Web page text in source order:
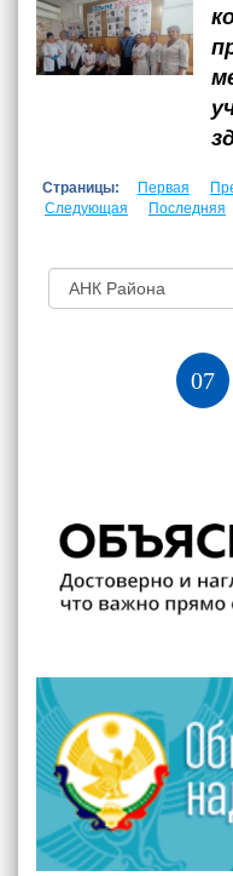
Страницы: Первая
Следующая
Последняя
07